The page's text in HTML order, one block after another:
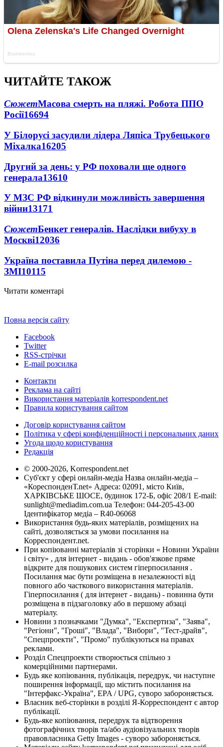
ЧИТАЙТЕ ТАКОЖ
СюжетМасова смерть на пляжі. Робота ППО
Росії16694
У Білорусі засудили лідера Ляпіса Трубецького
Міхалка16205
Другий за день: у РФ поховали ще одного
генерала13610
У МЗС РФ відкинули можливість завершення
війни13171
СюжетБенкет генералів. Наслідки вибуху в
Москві12036
Україна поставила Путіна перед дилемою -
ЗМІ10115
Читати коментарі
Повна версія сайту
Facebook
Twitter
RSS-стрічки
E-mail розсилка
Контакти
Реклама на сайті
Використання матеріалів korrespondent.net
Правила користування сайтом
Договір користування сайтом
Політика у сфері конфіденційності і персональних даних
Угода щодо користування
Редакція
© 2000-2026, Korrespondent.net
Суб'єкт у сфері онлайн-медіа Назва онлайн-медіа –
«КореспонденТ.net» Адреса: 02091, місто Київ,
ХАРКІВСЬКЕ ШОСЕ, будинок 172-Б, офіс 208/1 E-mail:
sunlight@mediadim.com.ua Телефон: 044-205-43-00
Ідентифікатор медіа – R40-06068
Використання будь-яких матеріалів, розміщених на
сайті, дозволяється за умови посилання на
Корреспондент.net.
При копіюванні матеріалів зі сторінки « Новини України
і світу» , для інтернет - видань - обов'язкове пряме
відкрите для пошукових систем гіперпосилання .
Посилання має бути розміщена в незалежності від
повного або часткового використання матеріалів.
Гіперпосилання ( для інтернет - видань) - повинна бути
розміщена в підзаголовку або в першому абзаці
матеріалу.
Новини з позначками "Думка", "Експертиза", "Заява",
"Регіони", "Гроші", "Влада", "Вибори", "Тест-драйв",
"Спецпроекти", "Промо" публікуються на правах
реклами.
Розділ Спецпроекти створюється спільно з
комерційними партнерами.
Будь яке копіювання, публікація, передрук, чи наступне
поширення інформації, що містить посилання на
"Інтерфакс-Україна", EPA / UPG, суворо забороняється.
Власник веб-сторінки в розділі Я-Корреспондент є автор
публікації.
Будь-яке копіювання, передрук та відтворення
фотографічних творів та/або аудіовізуальних творів
правовласника Getty Images - суворо забороняється.